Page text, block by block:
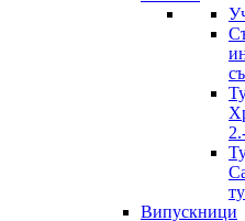
Випускници